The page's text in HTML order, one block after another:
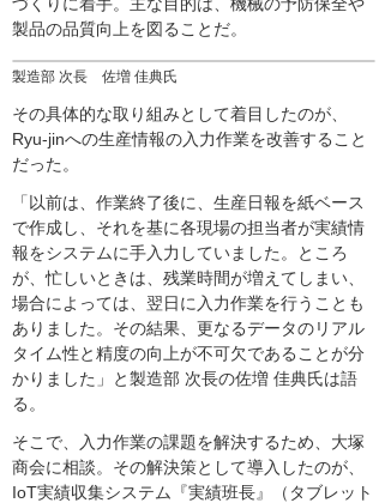
製造部 次長 佐増 佳典氏
づくりに着手。主な目的は、機械の予防保全や
製品の品質向上を図ることだ。
その具体的な取り組みとして着目したのが、
Ryu-jinへの生産情報の入力作業を改善すること
だった。
「以前は、作業終了後に、生産日報を紙ベース
で作成し、それを基に各現場の担当者が実績情
報をシステムに手入力していました。ところ
が、忙しいときは、残業時間が増えてしまい、
場合によっては、翌日に入力作業を行うことも
ありました。その結果、更なるデータのリアル
タイム性と精度の向上が不可欠であることが分
かりました」と製造部 次長の佐増 佳典氏は語
る。
そこで、入力作業の課題を解決するため、大塚
商会に相談。その解決策として導入したのが、
IoT実績収集システム『実績班長』（タブレット